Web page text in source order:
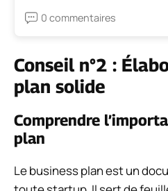
0 commentaires
Conseil n°2 :
plan solide
Comprendre
plan
Le business plan est un